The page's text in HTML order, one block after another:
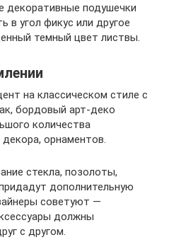
декоративные подушечки
в угол фикус или другое
темный цвет листвы.
на классическом стиле с
бордовый арт-деко
количества
орнаментов.
стекла, позолоты,
дополнительную
советуют —
должны
с другом.